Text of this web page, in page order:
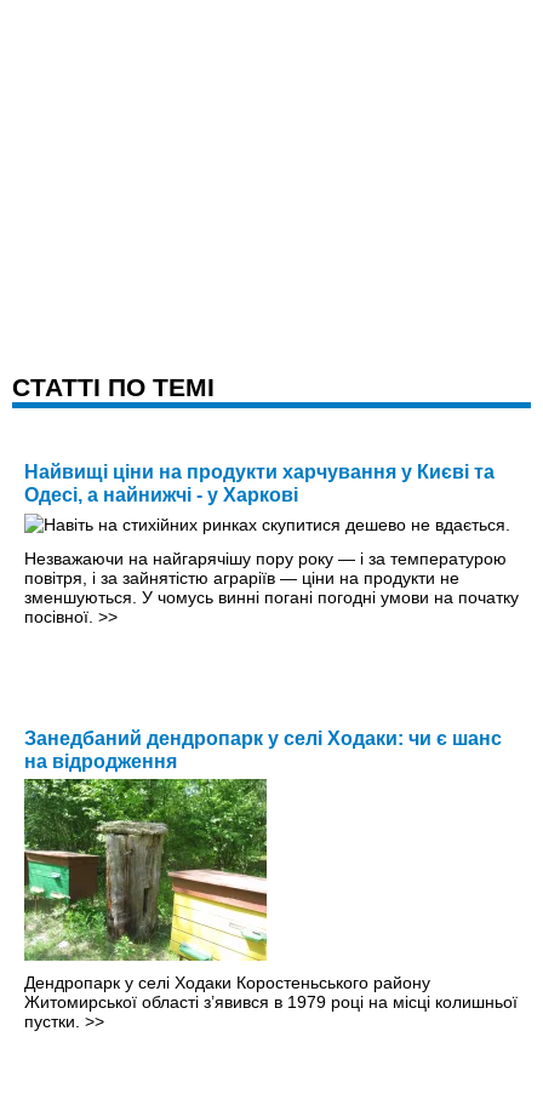
CТАТТІ ПО ТЕМІ
Найвищі ціни на продукти харчування у Києві та
Одесі, а найнижчі - у Харкові
Незважаючи на найгарячішу пору року — і за температурою
повітря, і за зайнятістю аграріїв — ціни на продукти не
зменшуються. У чомусь винні погані погодні умови на початку
посівної. >>
Занедбаний дендропарк у селі Ходаки: чи є шанс
на відродження
Дендропарк у селі Ходаки Коростеньського району
Житомирської області з’явився в 1979 році на місці колишньої
пустки. >>